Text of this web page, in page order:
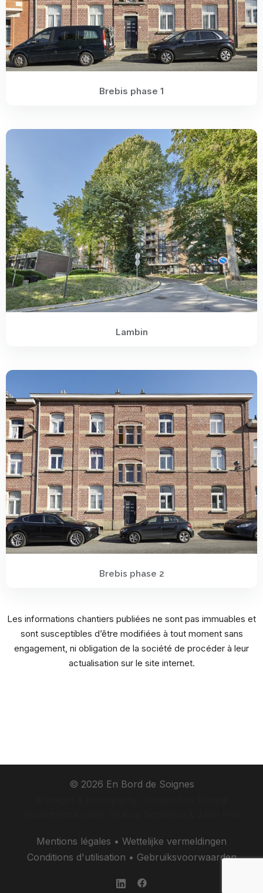
Brebis phase 1
Lambin
Brebis phase 2
Les informations chantiers publiées ne sont pas immuables et
sont susceptibles d’être modifiées à tout moment sans
engagement, ni obligation de la société de procéder à leur
actualisation sur le site internet.
© 2026 En Bord de Soignes
Mentions légales • Wettelijke vermeldingen
Conditions d'utilisation • Gebruiksvoorwaarden